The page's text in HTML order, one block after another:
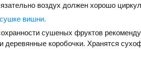
воздух должен хорошо
вишни.
сушеных фруктов
деревянные коробочки. Хранятся